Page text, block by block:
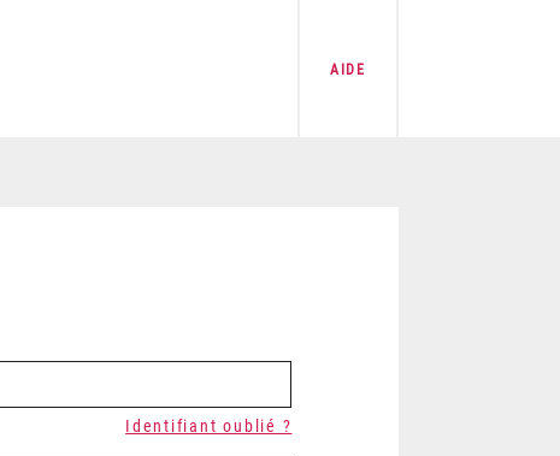
AIDE
Identifiant oublié ?